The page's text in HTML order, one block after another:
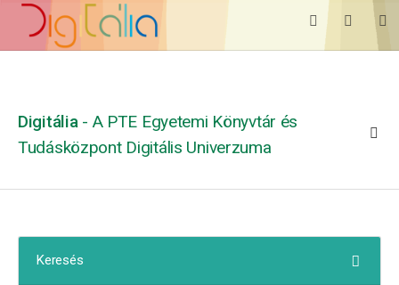
Digitália - A PTE Egyetemi Könyvtár és
Tudásközpont Digitális Univerzuma
Keresés